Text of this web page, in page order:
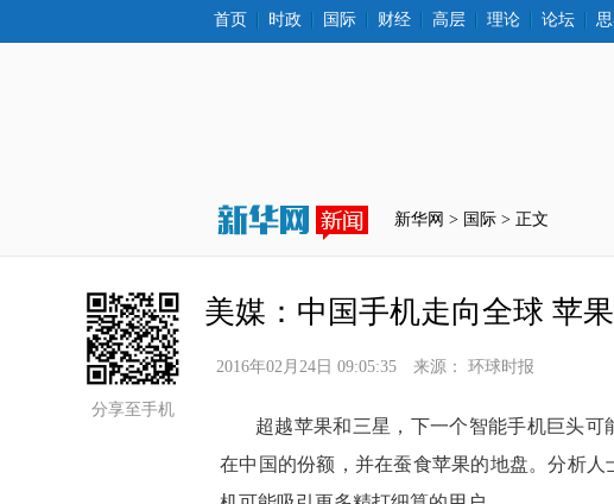
首页 时政 国际 财经 高层 理论 论坛
新华网 > 国际 > 正文
分享至手机
美媒：中国手机走向全球 苹
2016年02月24日 09:05:35 来源： 环球时报
超越苹果和三星，下一个智能手机巨头
在中国的份额，并在蚕食苹果的地盘。分析